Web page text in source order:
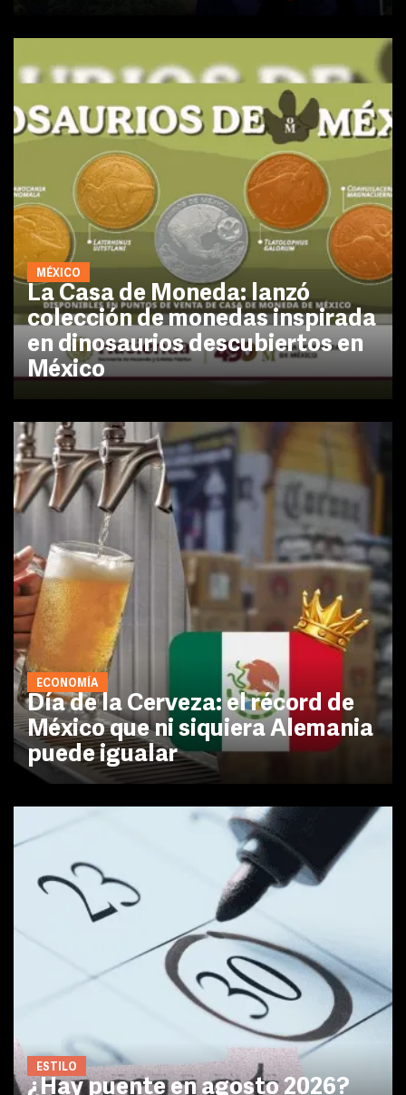
MÉXICO
La Casa de Moneda: lanzó
colección de monedas inspirada
en dinosaurios descubiertos en
México
ECONOMÍA
Día de la Cerveza: el récord de
México que ni siquiera Alemania
puede igualar
ESTILO
¿Hay puente en agosto 2026?